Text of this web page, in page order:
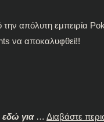
απόλυτη εμπειρία
να αποκαλυφθεί!!
εδώ για … Διαβάστε